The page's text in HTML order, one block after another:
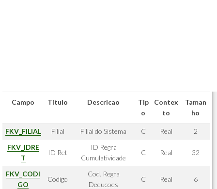
Campo Titulo Descricao
Tip
o
Contex
to
Taman
ho
FKV_FILIAL Filial Filial do Sistema C Real
2
FKV_IDRE
T
ID Ret
ID Regra
Cumulatividade
C Real 32
FKV_CODI
GO
Codigo
Cod. Regra
Deducoes
C Real 6